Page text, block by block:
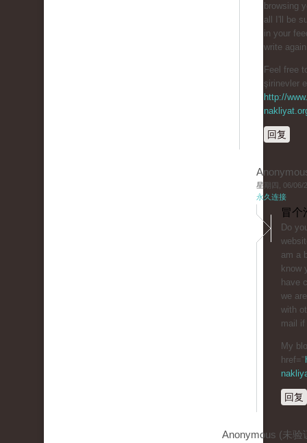
browsing
all I'll be
in your
write
Feel free
şirinevler
http://
回复
星期四, 06/06/
永久连接
冒个
Do
am a
know
have
we
with
mail
My
href="
回复
Anonymous (未验